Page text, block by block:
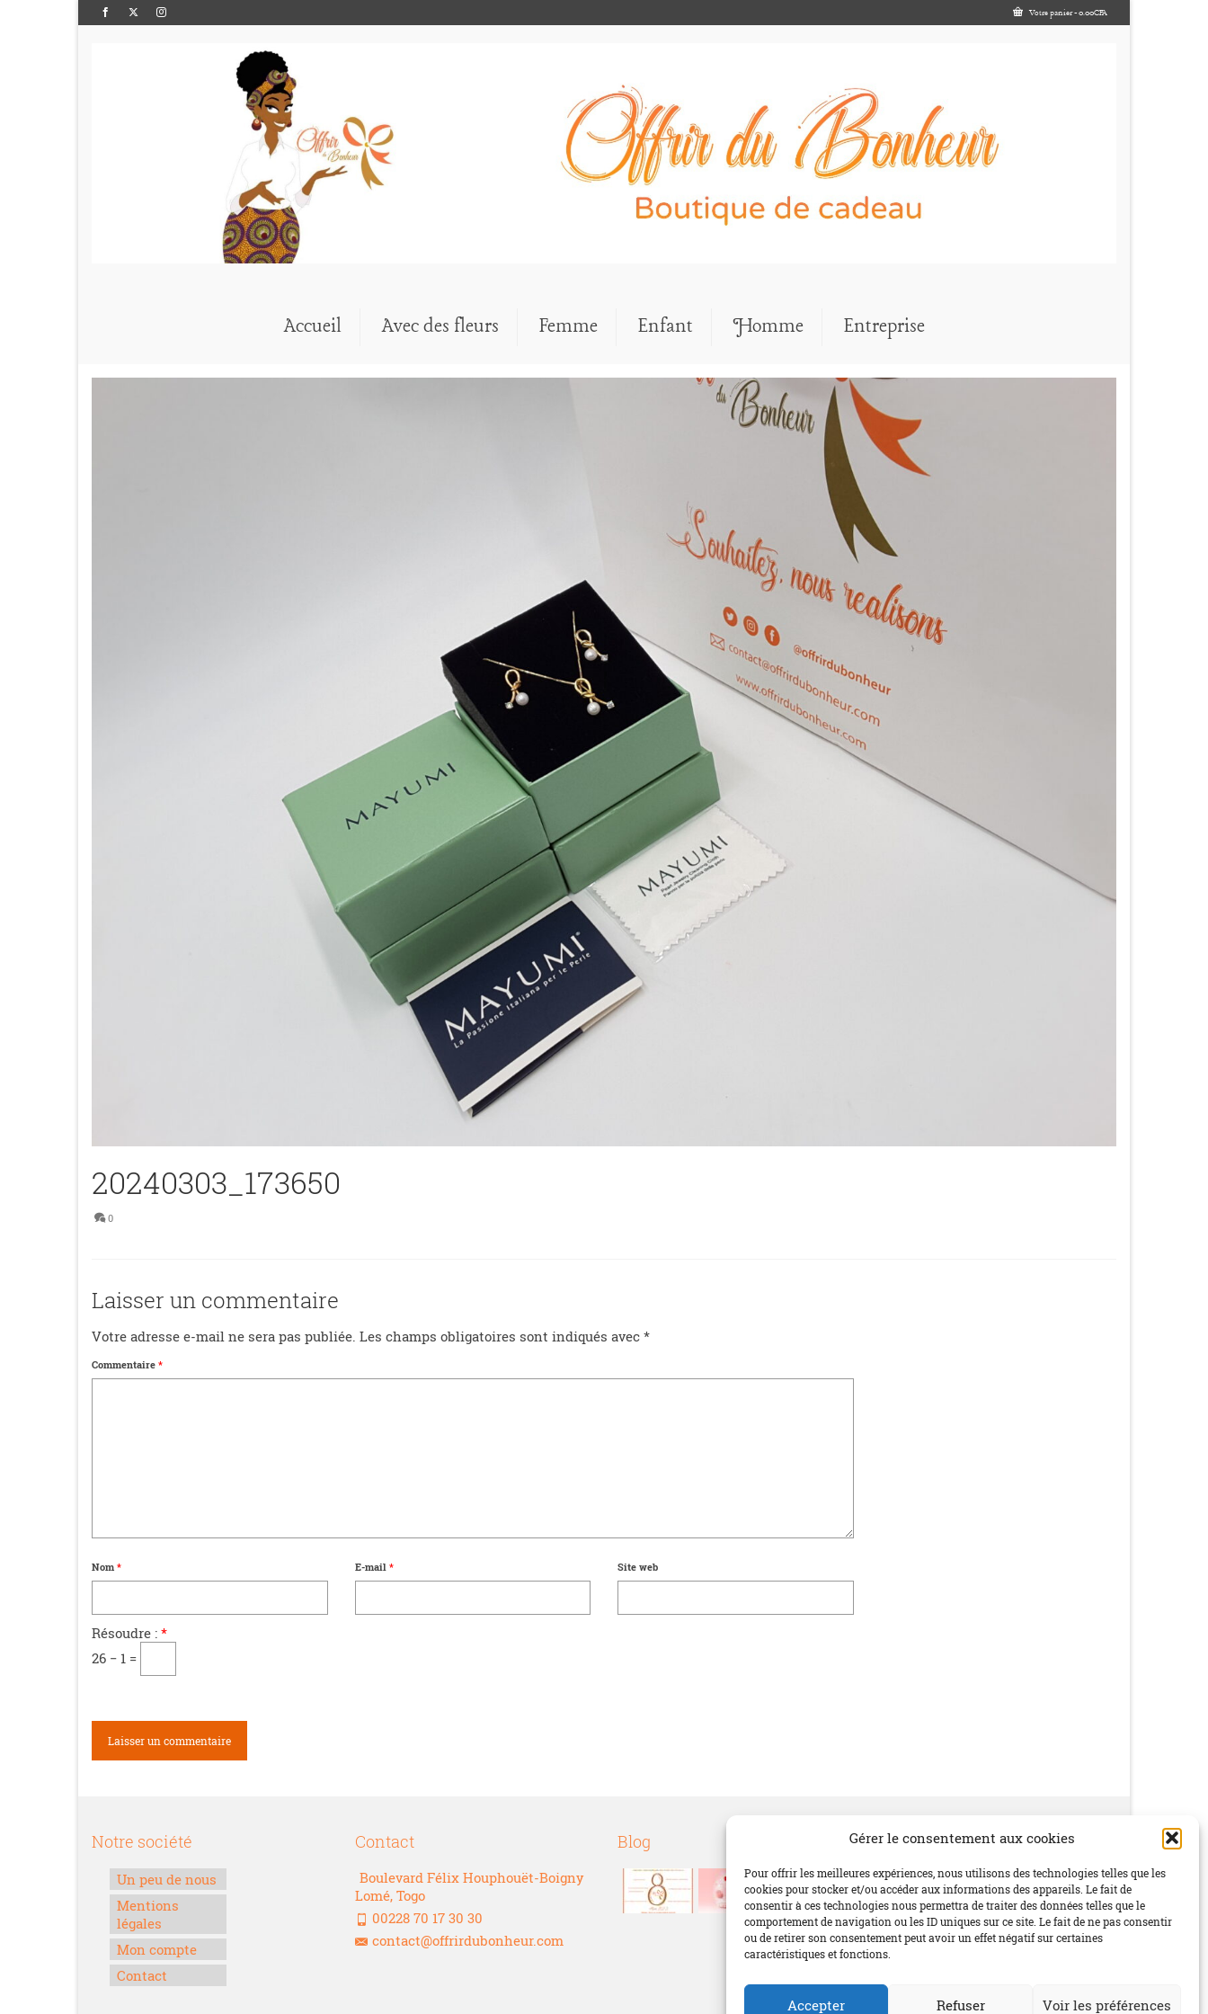
Gérer le consentement aux cookies
Pour offrir les meilleures expériences, nous utilisons des technologies telles que les
cookies pour stocker et/ou accéder aux informations des appareils. Le fait de
consentir à ces technologies nous permettra de traiter des données telles que le
comportement de navigation ou les ID uniques sur ce site. Le fait de ne pas consentir
ou de retirer son consentement peut avoir un effet négatif sur certaines
caractéristiques et fonctions.
Accepter Refuser Voir les préférences
Votre panier-0.00CFA
Accueil Avec des fleurs Femme Enfant Homme Entreprise
20240303_173650
0
Laisser un commentaire
Votre adresse e-mail ne sera pas publiée. Les champs obligatoires sont indiqués avec *
Commentaire *
Nom * E-mail * Site web
Résoudre : *
26 − 1 =
Notre société
Un peu de nous
Mentions
légales
Mon compte
Contact
Contact
Boulevard Félix Houphouët-Boigny
Lomé, Togo
00228 70 17 30 30
contact@offrirdubonheur.com
Blog Social